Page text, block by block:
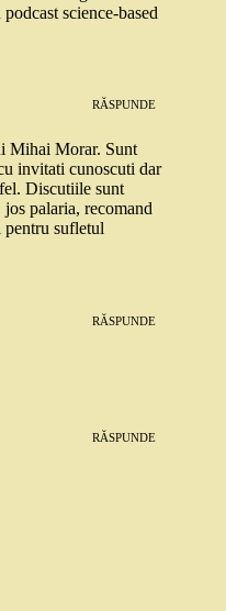
science-based
RĂSPUNDE
Mihai Morar. Sunt
invitati cunoscuti dar
Discutiile sunt
palaria, recomand
pentru sufletul
RĂSPUNDE
RĂSPUNDE